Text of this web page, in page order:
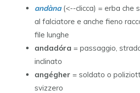
andàna (<--clicca) = erba che
al falciatore e anche fieno
file lunghe
andadóra = passaggio,
inclinato
angégher = soldato o
svizzero